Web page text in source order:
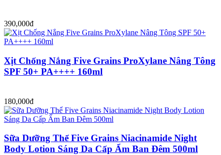
390,000đ
Xịt Chống Nắng Five Grains ProXylane Nâng Tông
SPF 50+ PA++++ 160ml
180,000đ
Sữa Dưỡng Thể Five Grains Niacinamide Night
Body Lotion Sáng Da Cấp Ẩm Ban Đêm 500ml